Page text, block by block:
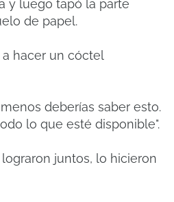
y luego tapó la parte
de papel.
a hacer un cóctel
deberías saber esto.
lo que esté disponible".
juntos, lo hicieron